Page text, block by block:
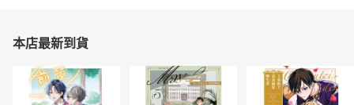
本店最新到貨